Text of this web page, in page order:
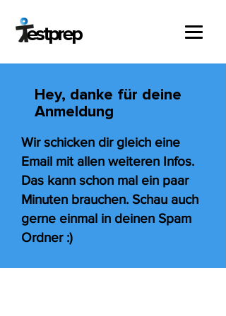
estprep
Hey, danke für deine
Anmeldung
Wir schicken dir gleich eine
Email mit allen weiteren Infos.
Das kann schon mal ein paar
Minuten brauchen. Schau auch
gerne einmal in deinen Spam
Ordner :)